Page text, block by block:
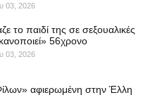
03, 2026
το παιδί της σε σεξουαλικές
56χρονο
03, 2026
αφιερωμένη στην Έλλη